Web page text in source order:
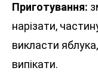
Приготування:
нарізати,
викласти
випікати.